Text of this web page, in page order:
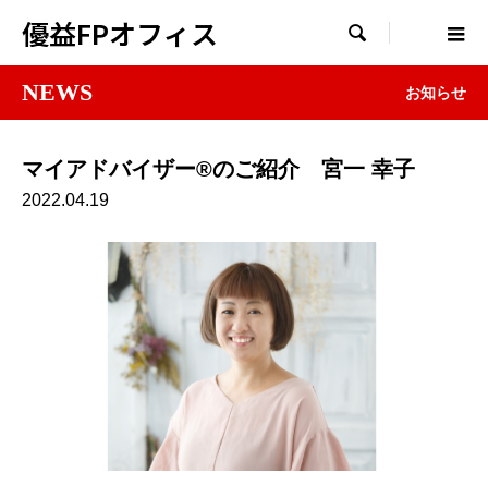
優益FPオフィス 
NEWS お知らせ
マイアドバイザー®のご紹介 宮一 幸子
2022.04.19